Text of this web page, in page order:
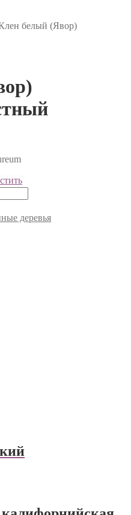
белый (Явор)
деревья